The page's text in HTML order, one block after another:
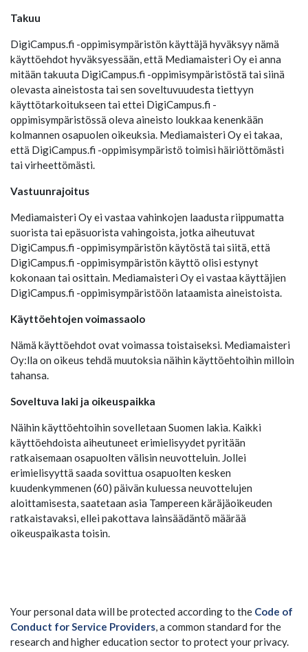
Takuu
DigiCampus.fi -oppimisympäristön käyttäjä hyväksyy nämä
käyttöehdot hyväksyessään, että Mediamaisteri Oy ei anna
mitään takuuta DigiCampus.fi -oppimisympäristöstä tai siinä
olevasta aineistosta tai sen soveltuvuudesta tiettyyn
käyttötarkoitukseen tai ettei DigiCampus.fi -
oppimisympäristössä oleva aineisto loukkaa kenenkään
kolmannen osapuolen oikeuksia. Mediamaisteri Oy ei takaa,
että DigiCampus.fi -oppimisympäristö toimisi häiriöttömästi
tai virheettömästi.
Vastuunrajoitus
Mediamaisteri Oy ei vastaa vahinkojen laadusta riippumatta
suorista tai epäsuorista vahingoista, jotka aiheutuvat
DigiCampus.fi -oppimisympäristön käytöstä tai siitä, että
DigiCampus.fi -oppimisympäristön käyttö olisi estynyt
kokonaan tai osittain. Mediamaisteri Oy ei vastaa käyttäjien
DigiCampus.fi -oppimisympäristöön lataamista aineistoista.
Käyttöehtojen voimassaolo
Nämä käyttöehdot ovat voimassa toistaiseksi. Mediamaisteri
Oy:lla on oikeus tehdä muutoksia näihin käyttöehtoihin milloin
tahansa.
Soveltuva laki ja oikeuspaikka
Näihin käyttöehtoihin sovelletaan Suomen lakia. Kaikki
käyttöehdoista aiheutuneet erimielisyydet pyritään
ratkaisemaan osapuolten välisin neuvotteluin. Jollei
erimielisyyttä saada sovittua osapuolten kesken
kuudenkymmenen (60) päivän kuluessa neuvottelujen
aloittamisesta, saatetaan asia Tampereen käräjäoikeuden
ratkaistavaksi, ellei pakottava lainsäädäntö määrää
oikeuspaikasta toisin.
Your personal data will be protected according to the Code of
Conduct for Service Providers, a common standard for the
research and higher education sector to protect your privacy.